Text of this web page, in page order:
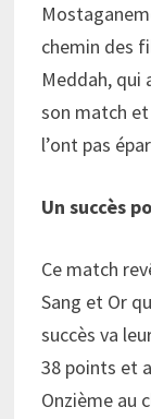
chemin des
Meddah, qui
son match et
l’ont pas
Un succès
Ce match
Sang et Or
succès va
38 points et
Onzième au